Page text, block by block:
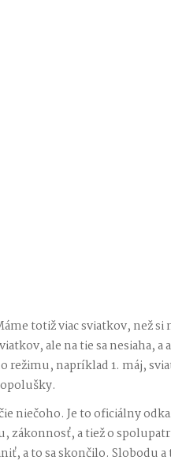
totiž viac sviatkov, než
ale na tie sa nesiaha, a
napríklad 1. máj,
niečoho. Je to oficiálny
zákonnosť, a tiež o
a to sa skončilo. Slobodu